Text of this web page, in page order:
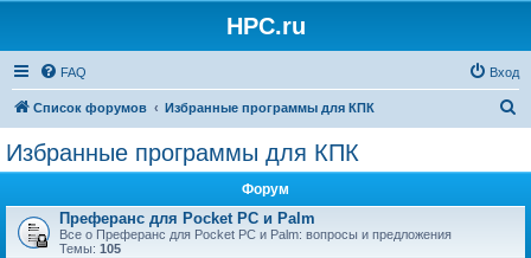
HPC.ru
FAQ Вход
Список форумов Избранные программы для КПК
Избранные программы для КПК
Форум
Преферанс для Pocket PC и Palm
Все о Преферанс для Pocket PC и Palm: вопросы и предложения
Темы: 105